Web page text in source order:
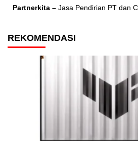
Partnerkita – Jasa Pendirian PT dan
REKOMENDASI